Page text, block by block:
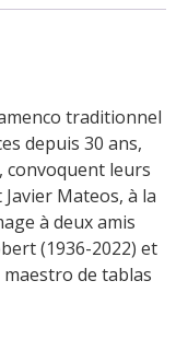
traditionnel
depuis 30 ans,
convoquent leurs
Mateos, à la
à deux amis
(1936-2022) et
de tablas